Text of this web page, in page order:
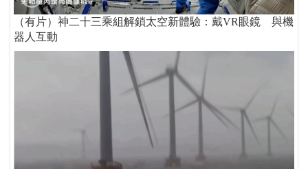
（有片）神二十三乘組解鎖太空新體驗：戴VR眼鏡 與機
器人互動